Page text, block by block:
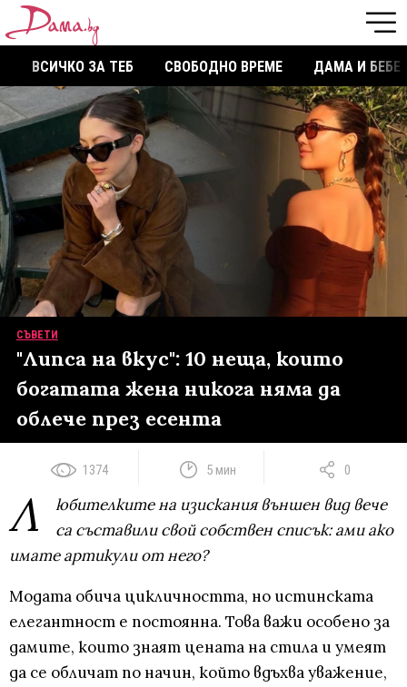
ВСИЧКО ЗА ТЕБ СВОБОДНО ВРЕМЕ ДАМА И БЕБЕ
СЪВЕТИ
"Липса на вкус": 10 неща, които
богатата жена никога няма да
облече през есента
1374 5 мин 0
Л
юбителките на изискания външен вид вече
са съставили свой собствен списък: ами ако
имате артикули от него?
Модата обича цикличността, но истинската
елегантност е постоянна. Това важи особено за
дамите, които знаят цената на стила и умеят
да се обличат по начин, който вдъхва уважение,